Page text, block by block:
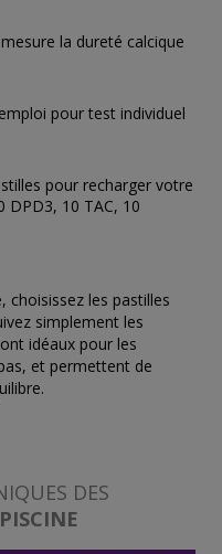
la dureté calcique
pour test individuel
pour recharger votre
DPD3, 10 TAC, 10
choisissez les pastilles
simplement les
idéaux pour les
et permettent de
DES